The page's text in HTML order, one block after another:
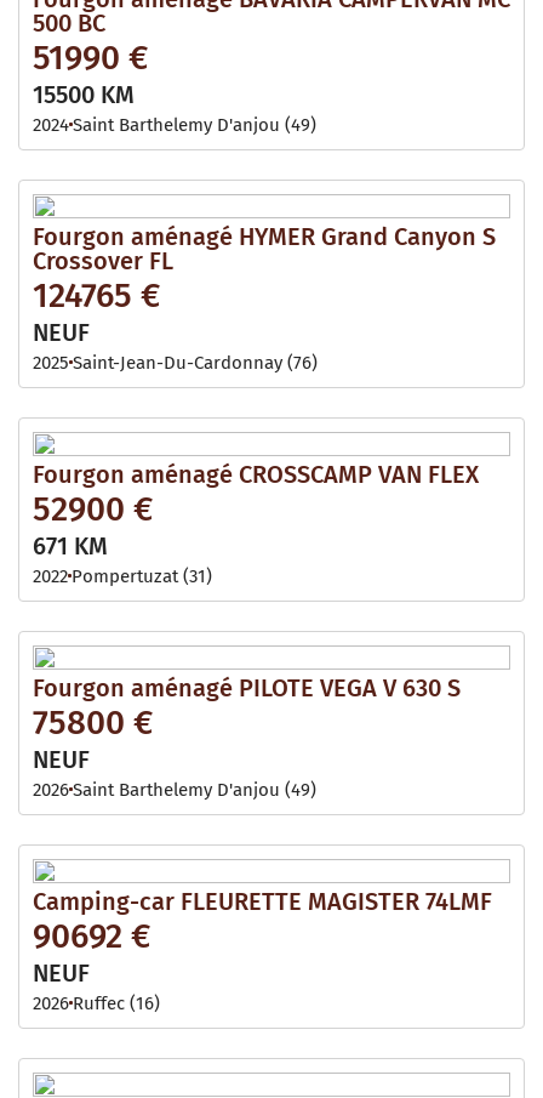
500 BC
51990 €
15500 KM
2024Saint Barthelemy D'anjou (49)
Fourgon aménagé HYMER Grand Canyon S
Crossover FL
124765 €
NEUF
2025 Saint-Jean-Du-Cardonnay (76)
Fourgon aménagé CROSSCAMP VAN FLEX
52900 €
671 KM
2022 Pompertuzat (31)
Fourgon aménagé PILOTE VEGA V 630 S
75800 €
NEUF
2026Saint Barthelemy D'anjou (49)
Camping-car FLEURETTE MAGISTER 74LMF
90692 €
NEUF
2026 Ruffec (16)